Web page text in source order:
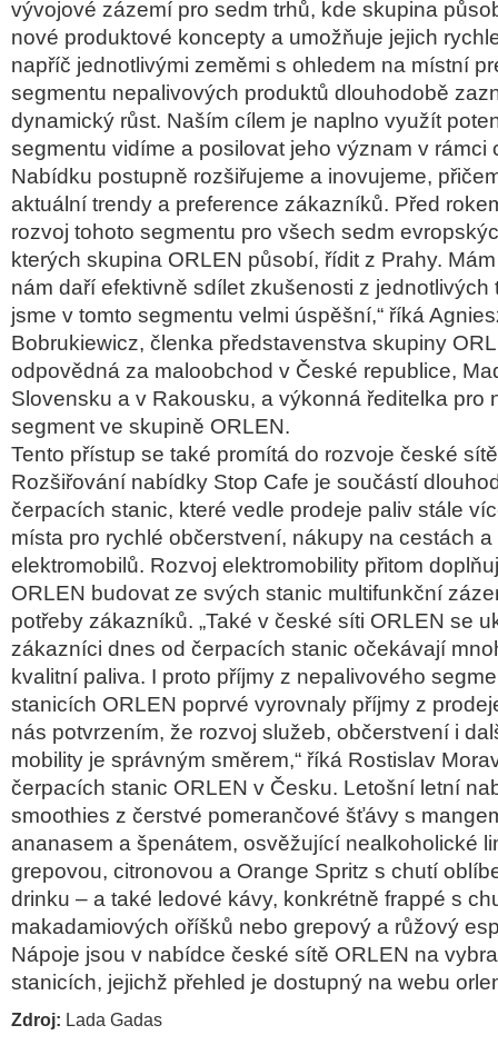
vývojové zázemí pro sedm trhů, kde skupina
nové produktové koncepty a umožňuje jejich
napříč jednotlivými zeměmi s ohledem na místní
segmentu nepalivových produktů dlouhodobě
dynamický růst. Naším cílem je naplno využít
segmentu vidíme a posilovat jeho význam v rámci
Nabídku postupně rozšiřujeme a inovujeme,
aktuální trendy a preference zákazníků. Před
rozvoj tohoto segmentu pro všech sedm
kterých skupina ORLEN působí, řídit z Prahy.
nám daří efektivně sdílet zkušenosti z jednotlivých
jsme v tomto segmentu velmi úspěšní,“ říká
Bobrukiewicz, členka představenstva skupiny
odpovědná za maloobchod v České republice,
Slovensku a v Rakousku, a výkonná ředitelka pro
segment ve skupině ORLEN.
Tento přístup se také promítá do rozvoje české
Rozšiřování nabídky Stop Cafe je součástí
čerpacích stanic, které vedle prodeje paliv stále
místa pro rychlé občerstvení, nákupy na cestách
elektromobilů. Rozvoj elektromobility přitom
ORLEN budovat ze svých stanic multifunkční
potřeby zákazníků. „Také v české síti ORLEN se
zákazníci dnes od čerpacích stanic očekávají
kvalitní paliva. I proto příjmy z nepalivového
stanicích ORLEN poprvé vyrovnaly příjmy z
nás potvrzením, že rozvoj služeb, občerstvení i
mobility je správným směrem,“ říká Rostislav
čerpacích stanic ORLEN v Česku. Letošní letní
smoothies z čerstvé pomerančové šťávy s
ananasem a špenátem, osvěžující nealkoholické
grepovou, citronovou a Orange Spritz s chutí
drinku – a také ledové kávy, konkrétně frappé s
makadamiových oříšků nebo grepový a růžový
Nápoje jsou v nabídce české sítě ORLEN na
stanicích, jejichž přehled je dostupný na webu
Zdroj: Lada Gadas